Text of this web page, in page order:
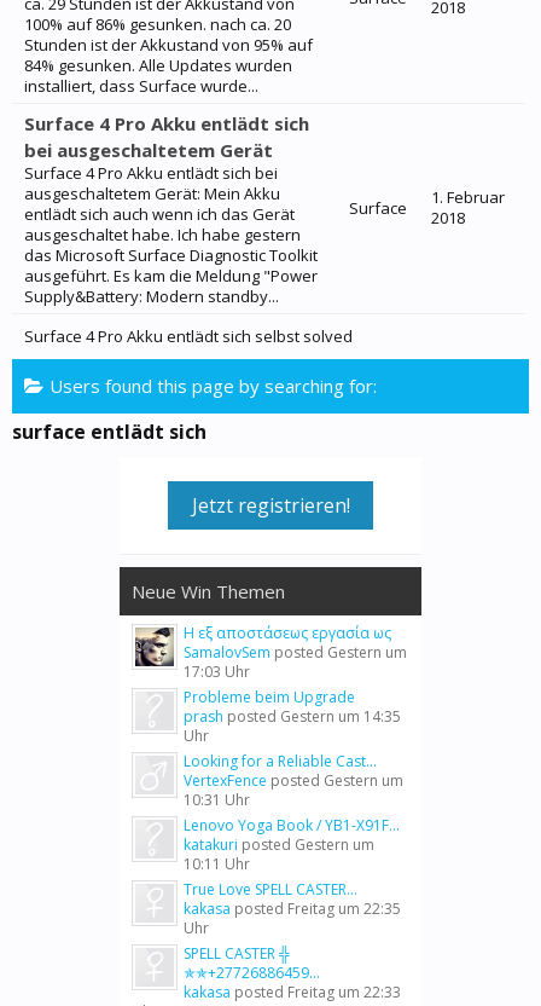
100% auf 86% gesunken. nach ca. 20
Stunden ist der Akkustand von 95% auf
84% gesunken. Alle Updates wurden
installiert, dass Surface wurde...
2018
Surface 4 Pro Akku entlädt sich
bei ausgeschaltetem Gerät
Surface 4 Pro Akku entlädt sich bei
ausgeschaltetem Gerät: Mein Akku
entlädt sich auch wenn ich das Gerät
ausgeschaltet habe. Ich habe gestern
das Microsoft Surface Diagnostic Toolkit
ausgeführt. Es kam die Meldung "Power
Supply&Battery: Modern standby...
Surface
1. Februar
2018
Surface 4 Pro Akku entlädt sich selbst solved
Users found this page by searching for:
surface entlädt sich
Jetzt registrieren!
Neue Win Themen
Η εξ αποστάσεως εργασία ως
SamalovSem posted Gestern um
17:03 Uhr
Probleme beim Upgrade
prash posted Gestern um 14:35
Uhr
Looking for a Reliable Cast...
VertexFence posted Gestern um
10:31 Uhr
Lenovo Yoga Book / YB1-X91F...
katakuri posted Gestern um
10:11 Uhr
True Love SPELL CASTER...
kakasa posted Freitag um 22:35
Uhr
SPELL CASTER ╬
✯✯+27726886459...
kakasa posted Freitag um 22:33